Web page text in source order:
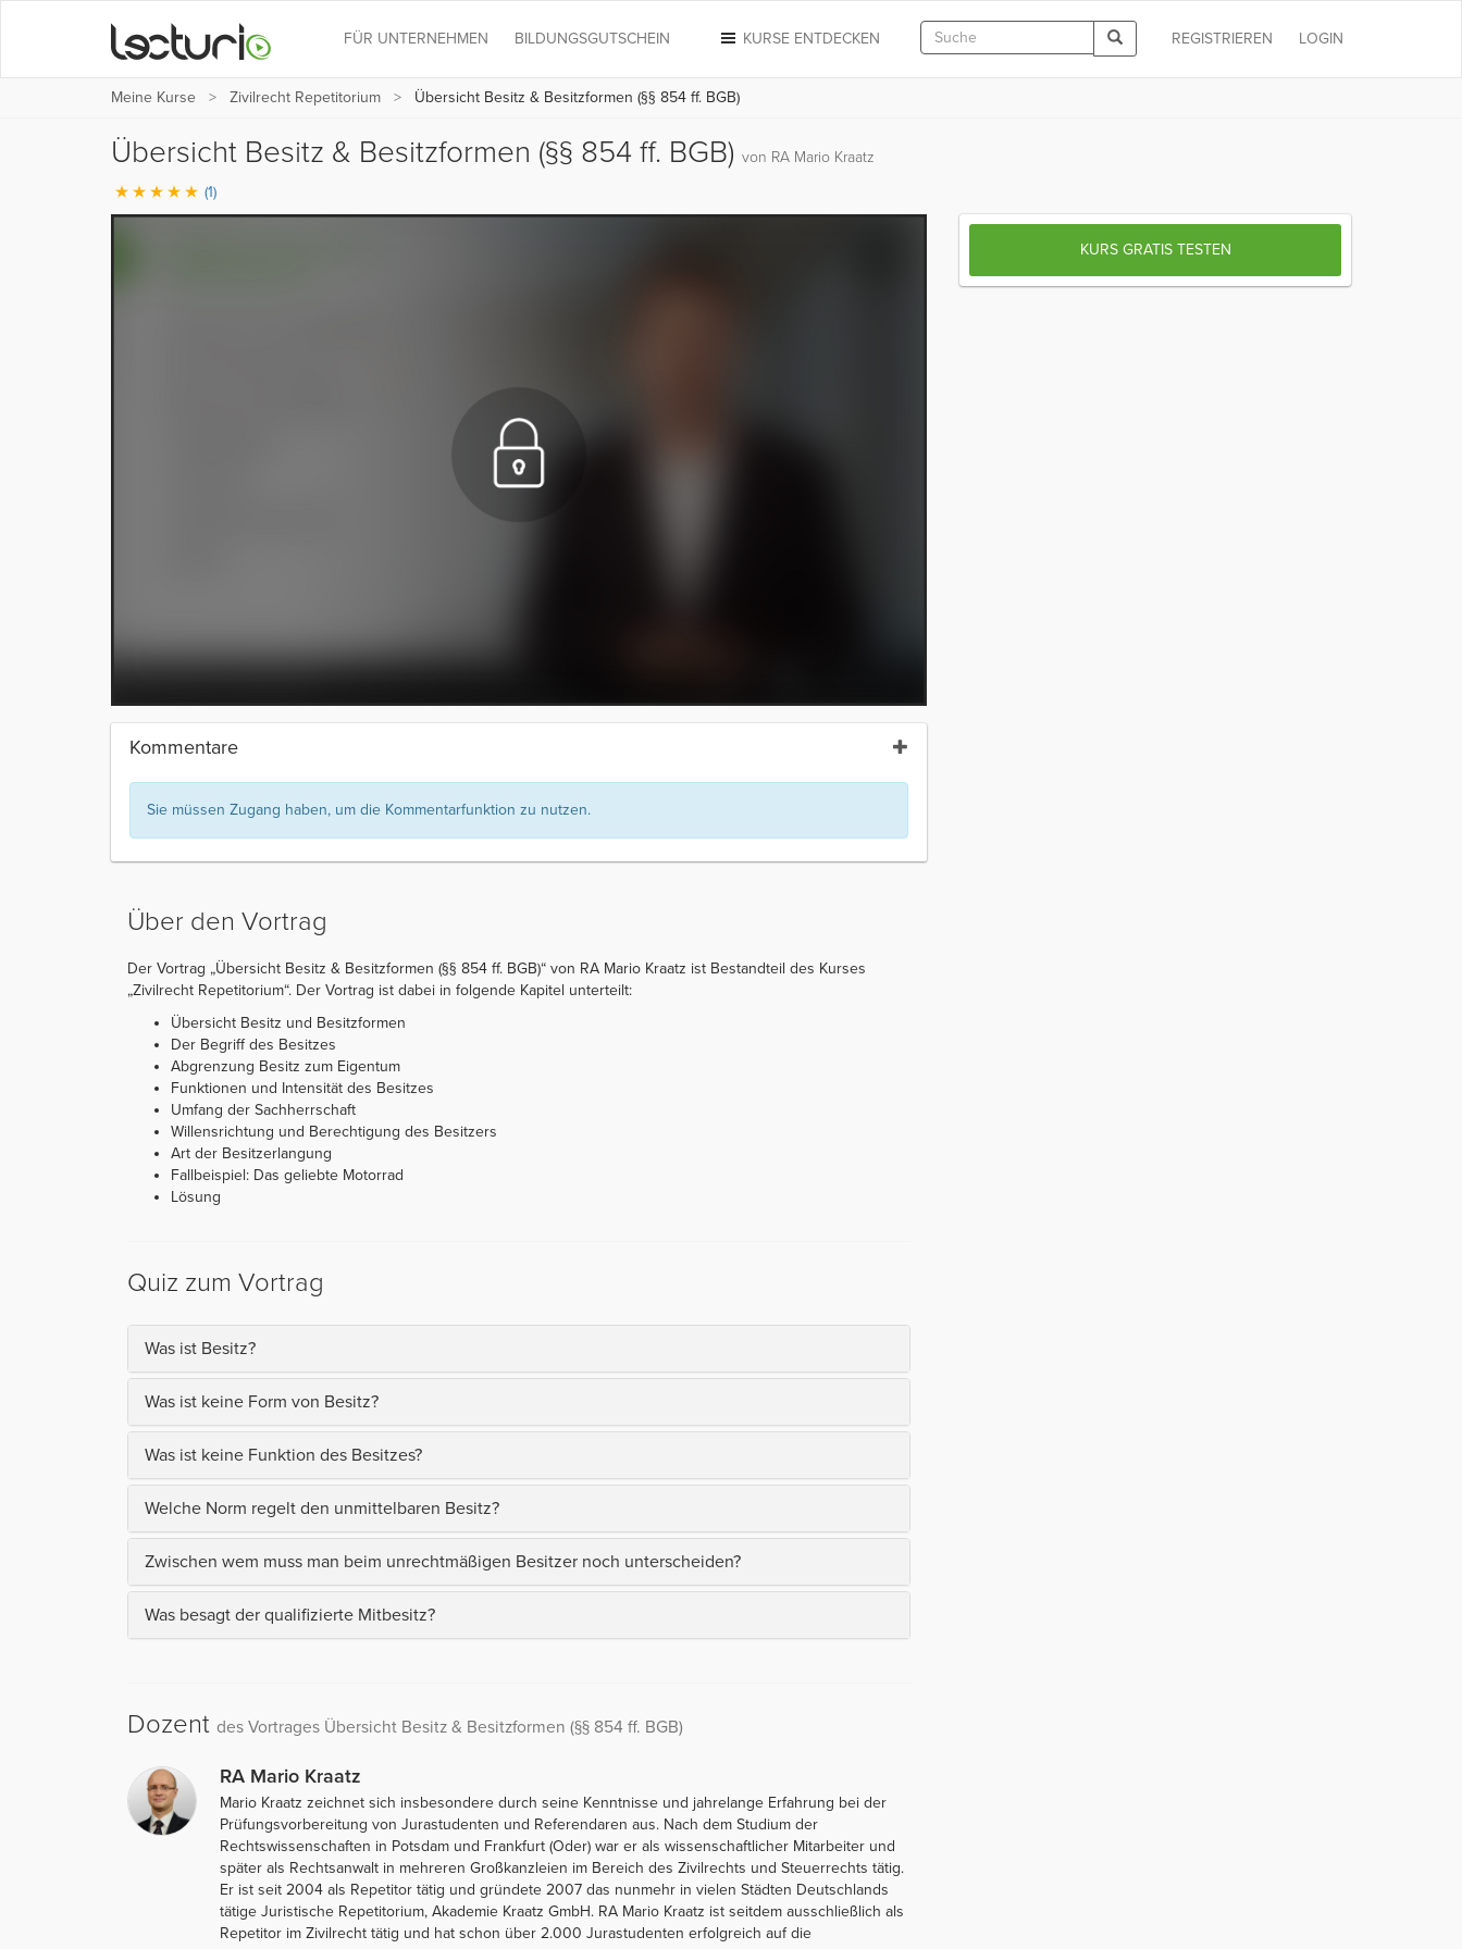
LOGIN
REGISTRIEREN
KURSE ENTDECKEN
FÜR UNTERNEHMEN BILDUNGSGUTSCHEIN
Meine Kurse Zivilrecht Repetitorium Übersicht Besitz & Besitzformen (§§ 854 ff. BGB)
Übersicht Besitz & Besitzformen (§§ 854 ff. BGB) von RA Mario Kraatz
(1)
Kommentare
Sie müssen Zugang haben, um die Kommentarfunktion zu nutzen.
Über den Vortrag
Der Vortrag „Übersicht Besitz & Besitzformen (§§ 854 ff. BGB)“ von RA Mario Kraatz ist Bestandteil des Kurses
„Zivilrecht Repetitorium“. Der Vortrag ist dabei in folgende Kapitel unterteilt:
Übersicht Besitz und Besitzformen
Der Begriff des Besitzes
Abgrenzung Besitz zum Eigentum
Funktionen und Intensität des Besitzes
Umfang der Sachherrschaft
Willensrichtung und Berechtigung des Besitzers
Art der Besitzerlangung
Fallbeispiel: Das geliebte Motorrad
Lösung
Quiz zum Vortrag
Was ist Besitz?
Was ist keine Form von Besitz?
Was ist keine Funktion des Besitzes?
Welche Norm regelt den unmittelbaren Besitz?
Zwischen wem muss man beim unrechtmäßigen Besitzer noch unterscheiden?
Was besagt der qualifizierte Mitbesitz?
Dozent des Vortrages Übersicht Besitz & Besitzformen (§§ 854 ff. BGB)
RA Mario Kraatz
Mario Kraatz zeichnet sich insbesondere durch seine Kenntnisse und jahrelange Erfahrung bei der
Prüfungsvorbereitung von Jurastudenten und Referendaren aus. Nach dem Studium der
Rechtswissenschaften in Potsdam und Frankfurt (Oder) war er als wissenschaftlicher Mitarbeiter und
später als Rechtsanwalt in mehreren Großkanzleien im Bereich des Zivilrechts und Steuerrechts tätig.
Er ist seit 2004 als Repetitor tätig und gründete 2007 das nunmehr in vielen Städten Deutschlands
tätige Juristische Repetitorium, Akademie Kraatz GmbH. RA Mario Kraatz ist seitdem ausschließlich als
Repetitor im Zivilrecht tätig und hat schon über 2.000 Jurastudenten erfolgreich auf die
KURS GRATIS TESTEN